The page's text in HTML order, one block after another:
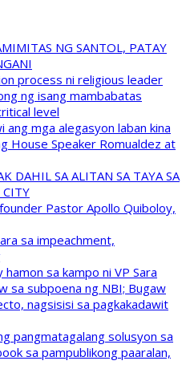
NG SANTOL, PATAY
process ni religious leader
ng isang mambabatas
level
ang mga alegasyon laban kina
House Speaker Romualdez at
DAHIL SA ALITAN SA TAYA SA
CITY
Pastor Apollo Quiboloy,
sa impeachment,
sa kampo ni VP Sara
sa subpoena ng NBI; Bugaw
nagsisisi sa pagkakadawit
pangmatagalang solusyon sa
sa pampublikong paaralan,